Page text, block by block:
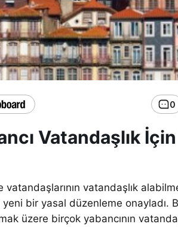
0
Vatandaşlık
vatandaşlık
bir yasal düzenleme onayladı.
üzere birçok yabancının